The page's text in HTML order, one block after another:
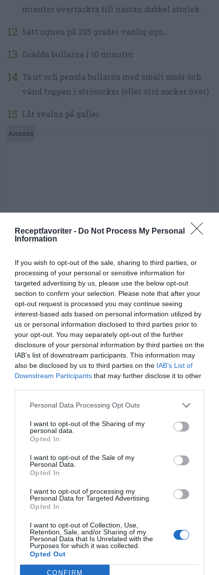
Receptfavoriter - Do Not Process My Personal
Information
If you wish to opt-out of the sale, sharing to third parties, or
processing of your personal or sensitive information for
targeted advertising by us, please use the below opt-out
section to confirm your selection. Please note that after your
opt-out request is processed you may continue seeing
interest-based ads based on personal information utilized by
us or personal information disclosed to third parties prior to
your opt-out. You may separately opt-out of the further
disclosure of your personal information by third parties on the
IAB’s list of downstream participants. This information may
also be disclosed by us to third parties on the IAB’s List of
Downstream Participants that may further disclose it to other
Personal Data Processing Opt Outs
I want to opt-out of the Sharing of my
personal data.
Opted In
I want to opt-out of the Sale of my
Personal Data.
Opted In
I want to opt-out of processing my
Personal Data for Targeted Advertising.
Opted In
I want to opt-out of Collection, Use,
Retention, Sale, and/or Sharing of my
Personal Data that Is Unrelated with the
Purposes for which it was collected.
Opted Out
CONFIRM
minuter övertäckta till nästan dubbel storlek.
Sätt ugnen på 225 grader vanlig ugn.
Grädda bullarna i 10 minuter.
Ta ut och pensla bullarna med smält smör och
vänd toppen i strösocker (eller strö socker över).
Låt svalna på galler.
Kakor och bakverk Vanilj
Vetemjöl
Smör
Ägg Fest Vardag
Buffé
Svensk mat
Ugnsrätter
Medel:3.6(39röster)
Uppskattat näringsvärde per portion:
Författare: Henrik
Mattsson
Jag är matskribent samt kock
med en fil. kand i